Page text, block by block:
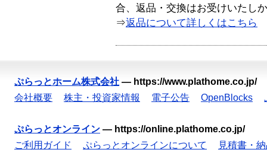
合、返品・交換はお受けいたし
⇒返品について詳しくはこちら
ぷらっとホーム株式会社 — https://www.plathome.co.jp/
会社概要
株主・投資家情報 電子公告 OpenBlocks
ぷらっとオンライン — https://online.plathome.co.jp/
ご利用ガイド
ぷらっとオンラインについて
見積書・